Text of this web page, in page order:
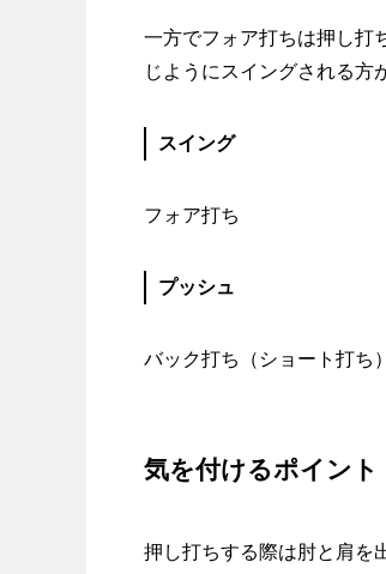
一方でフォア打ちは押し打
じようにスイングされる方
スイング
フォア打ち
プッシュ
バック打ち（ショート打ち
気を付けるポイント
押し打ちする際は肘と肩を